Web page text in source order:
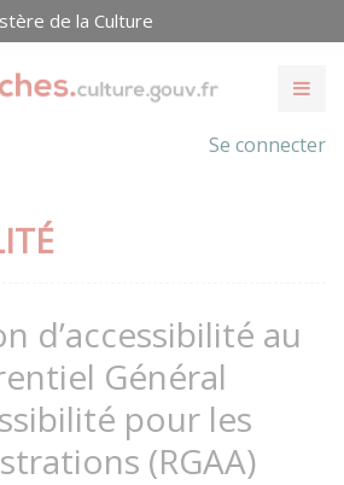
de la Culture
Se connecter
d’accessibilité au
Général
pour les
(RGAA)